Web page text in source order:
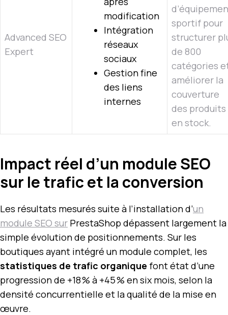
Advanced SEO
Expert
modification
Intégration
réseaux
sociaux
Gestion fine
des liens
internes
sportif pour
structurer
de 800
catégories
améliorer la
couverture
des produits
en stock.
Impact réel d’un module SEO
sur le trafic et la conversion
Les résultats mesurés suite à l’installation d’un
module SEO sur PrestaShop dépassent largement la
simple évolution de positionnements. Sur les
boutiques ayant intégré un module complet, les
statistiques de trafic organique font état d’une
progression de +18 % à +45 % en six mois, selon la
densité concurrentielle et la qualité de la mise en
œuvre.